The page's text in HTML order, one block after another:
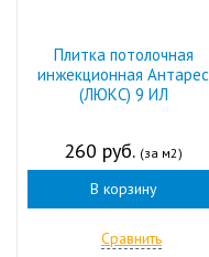
Плитка потолочная
инжекционная Антарес
(ЛЮКС) 9 ИЛ
260 руб. (за м2)
В корзину
Сравнить